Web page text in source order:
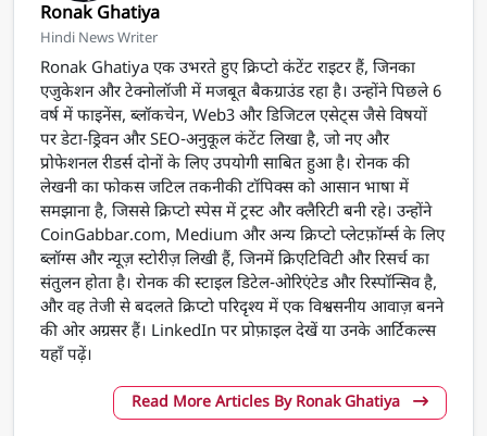
Ronak Ghatiya
Hindi News Writer
Ronak Ghatiya एक उभरते हुए क्रिप्टो कंटेंट राइटर हैं, जिनका
एजुकेशन और टेक्नोलॉजी में मजबूत बैकग्राउंड रहा है। उन्होंने पिछले 6
वर्ष में फाइनेंस, ब्लॉकचेन, Web3 और डिजिटल एसेट्स जैसे विषयों
पर डेटा-ड्रिवन और SEO-अनुकूल कंटेंट लिखा है, जो नए और
प्रोफेशनल रीडर्स दोनों के लिए उपयोगी साबित हुआ है। रोनक की
लेखनी का फोकस जटिल तकनीकी टॉपिक्स को आसान भाषा में
समझाना है, जिससे क्रिप्टो स्पेस में ट्रस्ट और क्लैरिटी बनी रहे। उन्होंने
CoinGabbar.com, Medium और अन्य क्रिप्टो प्लेटफ़ॉर्म्स के लिए
ब्लॉग्स और न्यूज़ स्टोरीज़ लिखी हैं, जिनमें क्रिएटिविटी और रिसर्च का
संतुलन होता है। रोनक की स्टाइल डिटेल-ओरिएंटेड और रिस्पॉन्सिव है,
और वह तेजी से बदलते क्रिप्टो परिदृश्य में एक विश्वसनीय आवाज़ बनने
की ओर अग्रसर हैं। LinkedIn पर प्रोफ़ाइल देखें या उनके आर्टिकल्स
यहाँ पढ़ें।
Read More Articles By Ronak Ghatiya